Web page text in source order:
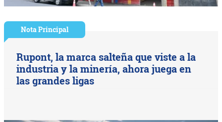
Nota Principal
Rupont, la marca salteña que viste a la
industria y la minería, ahora juega en
las grandes ligas